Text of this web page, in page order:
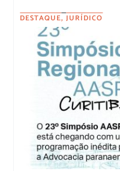
DESTAQUE,JURÍDICO